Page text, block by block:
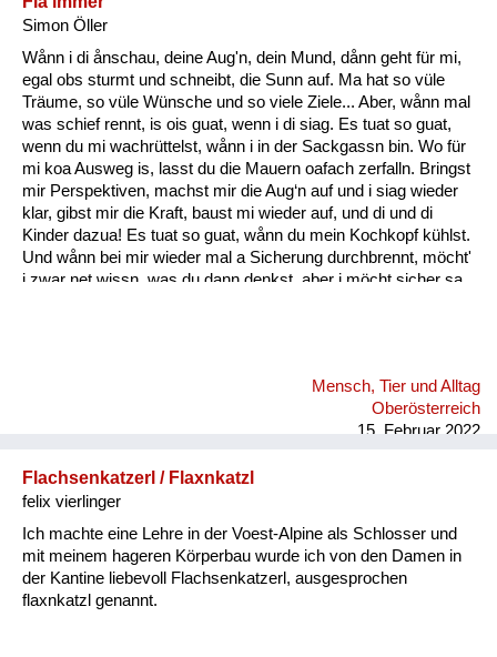
Simon Öller
Wånn i di ånschau, deine Aug'n, dein Mund, dånn geht für mi,
egal obs sturmt und schneibt, die Sunn auf. Ma hat so vüle
Träume, so vüle Wünsche und so viele Ziele... Aber, wånn mal
was schief rennt, is ois guat, wenn i di siag. Es tuat so guat,
wenn du mi wachrüttelst, wånn i in der Sackgassn bin. Wo für
mi koa Ausweg is, lasst du die Mauern oafach zerfalln. Bringst
mir Perspektiven, machst mir die Aug‘n auf und i siag wieder
klar, gibst mir die Kraft, baust mi wieder auf, und di und di
Kinder dazua! Es tuat so guat, wånn du mein Kochkopf kühlst.
Und wånn bei mir wieder mal a Sicherung durchbrennt, möcht'
i zwar net wissn, was du dann denkst, aber i möcht sicher sa,
immer! Wånn i di anschau, deine Aug’n, all’s ån dir, dånn geht
Mensch, Tier und Alltag
Oberösterreich
15. Februar 2022
Flachsenkatzerl / Flaxnkatzl
felix vierlinger
Ich machte eine Lehre in der Voest-Alpine als Schlosser und
mit meinem hageren Körperbau wurde ich von den Damen in
der Kantine liebevoll Flachsenkatzerl, ausgesprochen
flaxnkatzl genannt.